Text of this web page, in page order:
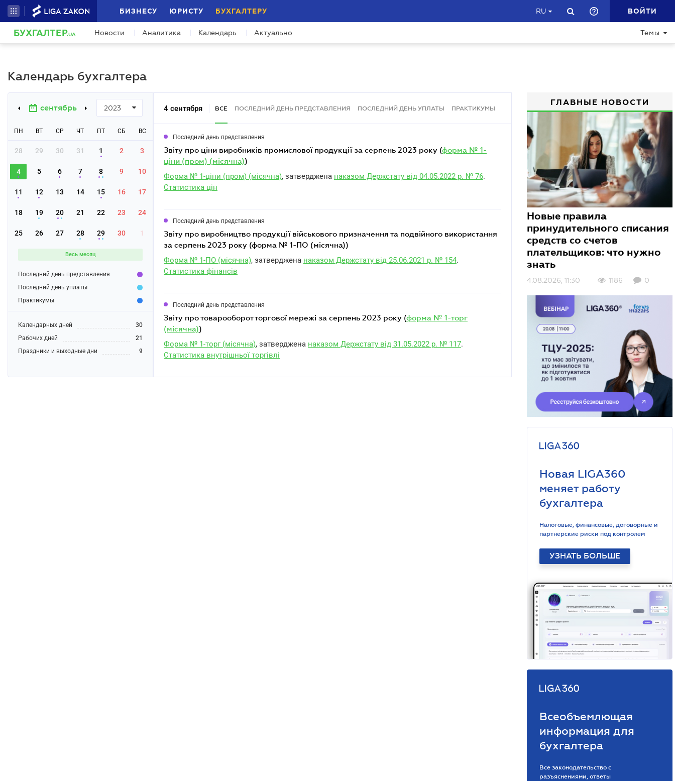
БИЗНЕСУ ЮРИСТУ БУХГАЛТЕРУ RU ВОЙТИ
БУХГАЛТЕР.UA Новости Аналитика Календарь Актуально Темы
Календарь бухгалтера
сентябрь 2023
ПН ВТ СР ЧТ ПТ СБ ВС
28 29 30 31 1 2 3
4 5 6 7 8 9 10
11 12 13 14 15 16 17
18 19 20 21 22 23 24
25 26 27 28 29 30 1
Весь месяц
Последний день представления
Последний день уплаты
Практикумы
Календарных дней
30
Рабочих дней
21
Праздники и выходные дни
9
4 сентября ВСЕ ПОСЛЕДНИЙ ДЕНЬ ПРЕДСТАВЛЕНИЯ ПОСЛЕДНИЙ ДЕНЬ УПЛАТЫ ПРАКТИКУМЫ
Последний день представления
звіту про ціни виробників промислової продукції за серпень 2023 року (форма № 1-
ціни (пром) (місячна))
Форма № 1-ціни (пром) (місячна), затверджена наказом Держстату від 04.05.2022 р. № 76.
Статистика цін
Последний день представления
звіту про виробництво продукції військового призначення та подвійного використання
за серпень 2023 року (форма № 1-ПО (місячна))
Форма № 1-ПО (місячна), затверджена наказом Держстату від 25.06.2021 р. № 154.
Статистика фінансів
Последний день представления
звіту про товарооборот торгової мережі за серпень 2023 року (форма № 1-торг
(місячна))
Форма № 1-торг (місячна), затверджена наказом Держстату від 31.05.2022 р. № 117.
Статистика внутрішньої торгівлі
ГЛАВНЫЕ НОВОСТИ
Новые правила
принудительного списания
средств со счетов
плательщиков: что нужно
знать
4.08.2026, 11:30 1186 0
Новая LIGA360
меняет работу
бухгалтера
Налоговые, финансовые, договорные и
партнерские риски под контролем
УЗНАТЬ БОЛЬШЕ
Всеобъемлющая
информация для
бухгалтера
Все законодательство с
разъяснениями, ответы